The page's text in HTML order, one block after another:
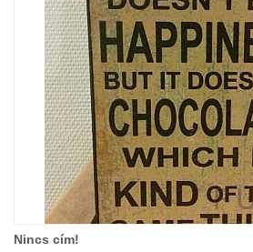
Nincs cím!